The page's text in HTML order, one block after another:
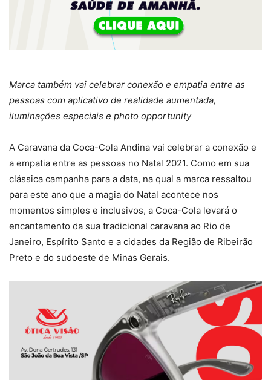
Marca também vai celebrar conexão e empatia entre as
pessoas com aplicativo de realidade aumentada,
iluminações especiais e photo opportunity
A Caravana da Coca-Cola Andina vai celebrar a conexão e
a empatia entre as pessoas no Natal 2021. Como em sua
clássica campanha para a data, na qual a marca ressaltou
para este ano que a magia do Natal acontece nos
momentos simples e inclusivos, a Coca-Cola levará o
encantamento da sua tradicional caravana ao Rio de
Janeiro, Espírito Santo e a cidades da Região de Ribeirão
Preto e do sudoeste de Minas Gerais.